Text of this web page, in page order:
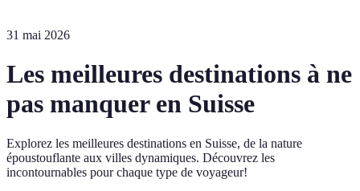
31 mai 2026
Les meilleures destinations à ne
pas manquer en Suisse
Explorez les meilleures destinations en Suisse, de la nature
époustouflante aux villes dynamiques. Découvrez les
incontournables pour chaque type de voyageur!